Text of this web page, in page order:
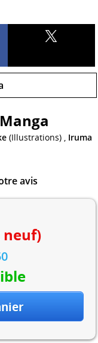
(Illustrations) , Iruma
avis
neuf)